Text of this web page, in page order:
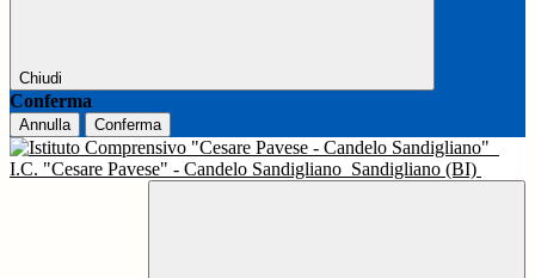
Chiudi
Conferma
Annulla Conferma
I.C. "Cesare Pavese" - Candelo Sandigliano Sandigliano (BI)